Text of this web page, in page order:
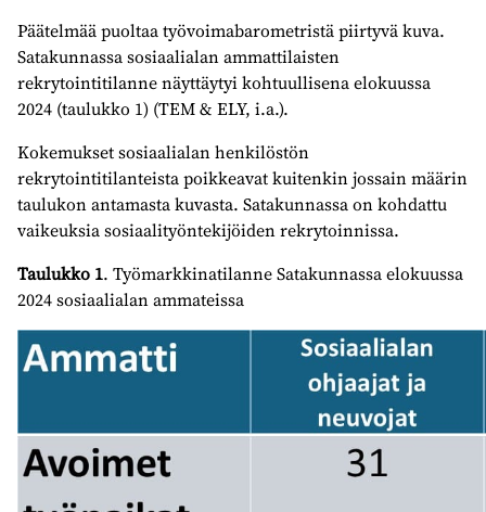
Päätelmää puoltaa työvoimabarometristä piirtyvä kuva.
Satakunnassa sosiaalialan ammattilaisten
rekrytointitilanne näyttäytyi kohtuullisena elokuussa
2024 (taulukko 1) (TEM & ELY, i.a.).
Kokemukset sosiaalialan henkilöstön
rekrytointitilanteista poikkeavat kuitenkin jossain määrin
taulukon antamasta kuvasta. Satakunnassa on kohdattu
vaikeuksia sosiaalityöntekijöiden rekrytoinnissa.
Taulukko 1. Työmarkkinatilanne Satakunnassa elokuussa
2024 sosiaalialan ammateissa